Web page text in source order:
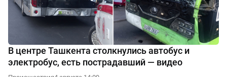
В центре Ташкента столкнулись автобус и
электробус, есть пострадавший — видео